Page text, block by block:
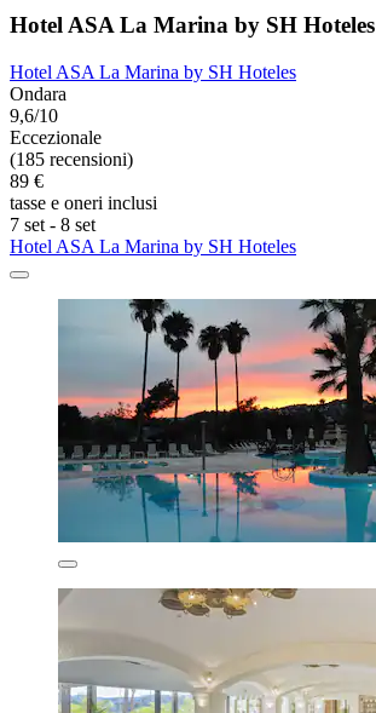
Hotel ASA La Marina by SH Hoteles
Hotel ASA La Marina by SH Hoteles
Ondara
9,6/10
Eccezionale
(185 recensioni)
89 €
tasse e oneri inclusi
7 set - 8 set
Hotel ASA La Marina by SH Hoteles